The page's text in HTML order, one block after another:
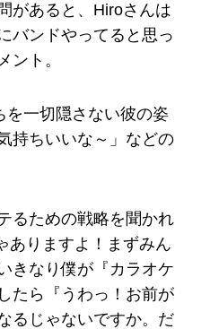
があると、Hiroさんは
バンドやってると思っ
ント。
を一切隠さない彼の姿
持ちいいな～」などの
るための戦略を聞かれ
ありますよ！まずみん
きなり僕が『カラオケ
たら『うわっ！お前が
るじゃないですか。だ